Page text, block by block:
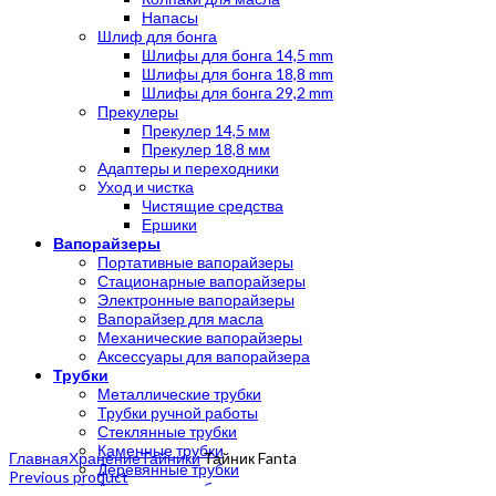
Напасы
Шлиф для бонга
Шлифы для бонга 14,5 mm
Шлифы для бонга 18,8 mm
Шлифы для бонга 29,2 mm
Прекулеры
Прекулер 14,5 мм
Прекулер 18,8 мм
Адаптеры и переходники
Уход и чистка
Чистящие средства
Ершики
Вапорайзеры
Портативные вапорайзеры
Стационарные вапорайзеры
Электронные вапорайзеры
Вапорайзер для масла
Механические вапорайзеры
Аксессуары для вапорайзера
Трубки
Металлические трубки
Трубки ручной работы
Стеклянные трубки
Каменные трубки
Деревянные трубки
Акриловые трубки
Click to enlarge
ГлавнаяХранениеТайникиТайник Fanta
Previous product